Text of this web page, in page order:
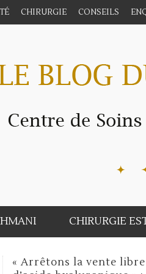
CHIRURGIE CONSEILS
CHIRURGIE
La dépression